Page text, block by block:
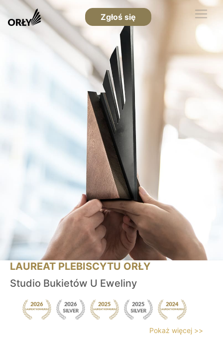
Zgłoś się
LAUREAT PLEBISCYTU ORŁY
Studio Bukietów U Eweliny
Pokaż więcej >>